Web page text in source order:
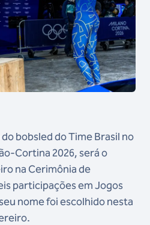
bobsled do Time Brasil no
Cortina 2026, será o
na Cerimônia de
participações em Jogos
nome foi escolhido nesta